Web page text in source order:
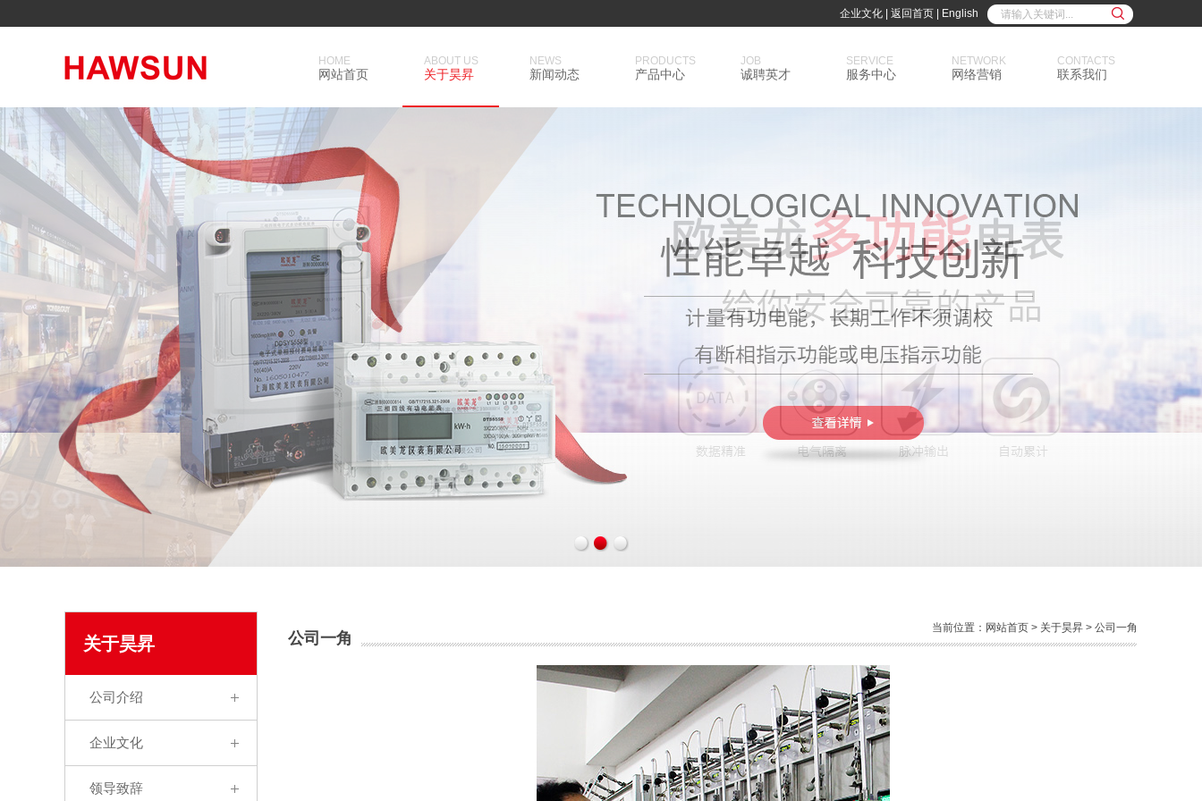
企业文化 返回首页 English
HOME
网站首页
ABOUT US
关于昊昇
NEWS
新闻动态
PRODUCTS
产品中心
JOB
诚聘英才
SERVICE
服务中心
NETWORK
网络营销
CONTACTS
联系我们
关于昊昇
公司介绍
企业文化
领导致辞
公司一角
当前位置： 网站首页 > 关于昊昇 > 公司一角